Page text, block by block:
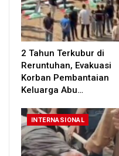
2 Tahun Terkubur di
Reruntuhan, Evakuasi
Korban Pembantaian
Keluarga Abu…
INTERNASIONAL